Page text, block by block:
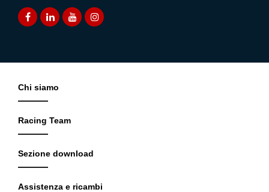
Chi siamo
Racing Team
Sezione download
Assistenza e ricambi